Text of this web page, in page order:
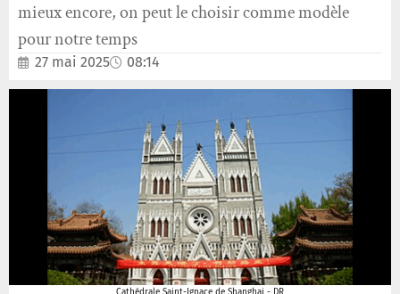
mieux encore, on peut le choisir comme modèle
pour notre temps
27 mai 2025 08:14